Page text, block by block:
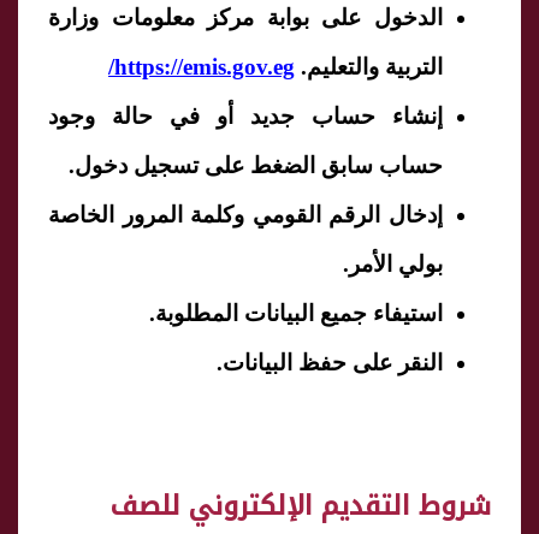
الدخول على بوابة مركز معلومات وزارة
التربية والتعليم. https://emis.gov.eg/
إنشاء حساب جديد أو في حالة وجود
حساب سابق الضغط على تسجيل دخول.
إدخال الرقم القومي وكلمة المرور الخاصة
بولي الأمر.
استيفاء جميع البيانات المطلوبة.
النقر على حفظ البيانات.
شروط التقديم الإلكتروني للصف